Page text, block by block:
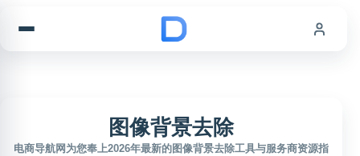
图像背景去除
电商导航网为您奉上2026年最新的图像背景去除工具与服务商资源指